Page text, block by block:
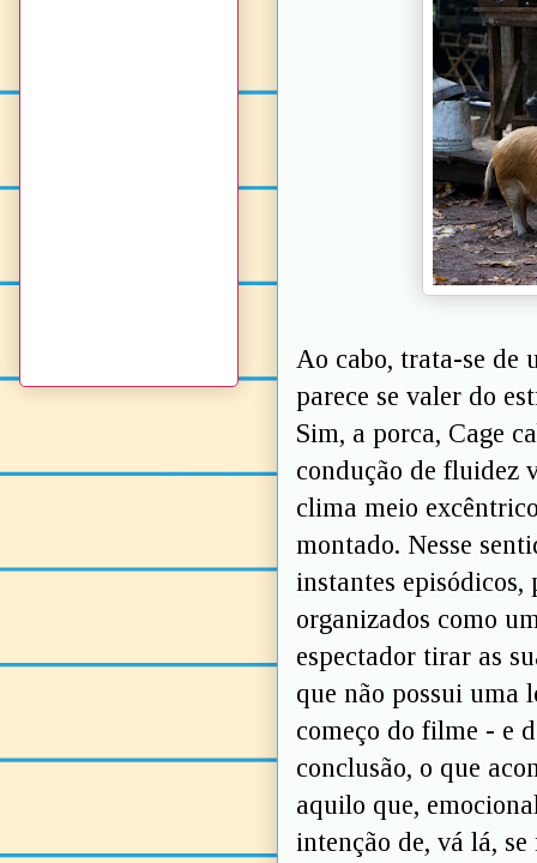
Ao cabo, trata-se de
parece se valer do
Sim, a porca, Cage
condução de fluidez
clima meio
montado. Nesse
instantes episódicos,
organizados como
espectador tirar as
que não possui uma
começo do filme - e
conclusão, o que
aquilo que,
intenção de, vá lá,